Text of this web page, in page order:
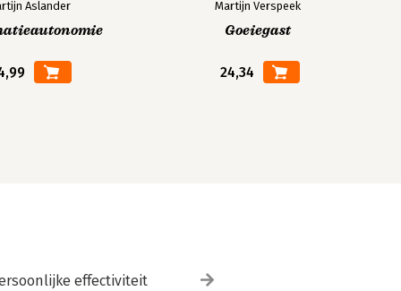
Aslander Martijn Verspeek
Goeiegast
24,34
effectiviteit